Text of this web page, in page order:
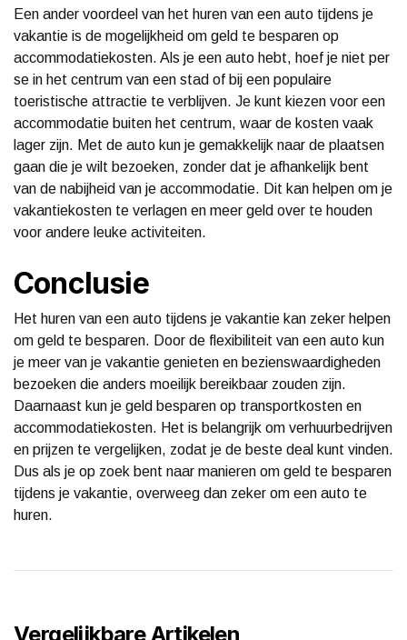
Een ander voordeel van het huren van een auto tijdens je
vakantie is de mogelijkheid om geld te besparen op
accommodatiekosten. Als je een auto hebt, hoef je niet per
se in het centrum van een stad of bij een populaire
toeristische attractie te verblijven. Je kunt kiezen voor een
accommodatie buiten het centrum, waar de kosten vaak
lager zijn. Met de auto kun je gemakkelijk naar de plaatsen
gaan die je wilt bezoeken, zonder dat je afhankelijk bent
van de nabijheid van je accommodatie. Dit kan helpen om je
vakantiekosten te verlagen en meer geld over te houden
voor andere leuke activiteiten.
Conclusie
Het huren van een auto tijdens je vakantie kan zeker helpen
om geld te besparen. Door de flexibiliteit van een auto kun
je meer van je vakantie genieten en bezienswaardigheden
bezoeken die anders moeilijk bereikbaar zouden zijn.
Daarnaast kun je geld besparen op transportkosten en
accommodatiekosten. Het is belangrijk om verhuurbedrijven
en prijzen te vergelijken, zodat je de beste deal kunt vinden.
Dus als je op zoek bent naar manieren om geld te besparen
tijdens je vakantie, overweeg dan zeker om een auto te
huren.
Vergelijkbare Artikelen